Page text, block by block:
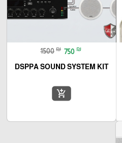
1500 ₪ 750 ₪
DSPPA SOUND SYSTEM KIT
add_shopping_cart